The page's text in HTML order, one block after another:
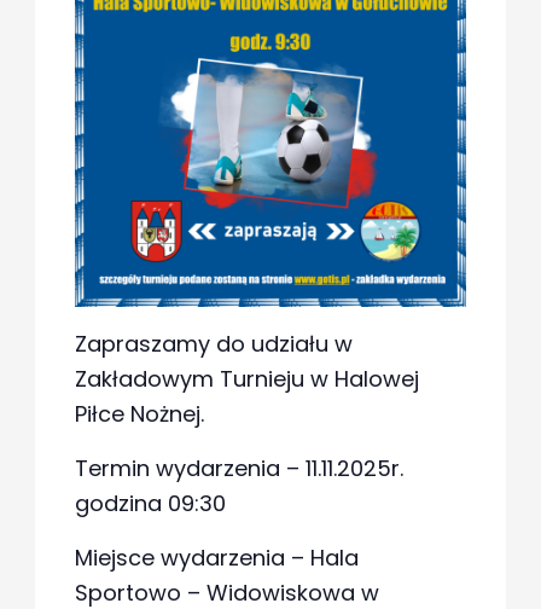
Zapraszamy do udziału w
Zakładowym Turnieju w Halowej
Piłce Nożnej.
Termin wydarzenia – 11.11.2025r.
godzina 09:30
Miejsce wydarzenia – Hala
Sportowo – Widowiskowa w